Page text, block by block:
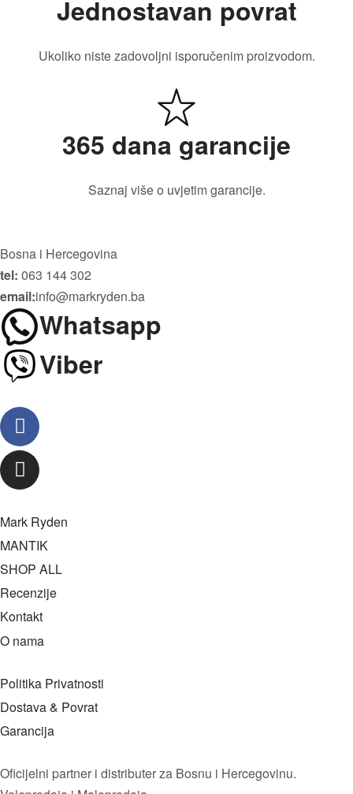
Jednostavan povrat
Ukoliko niste zadovoljni isporučenim proizvodom.
365 dana garancije
Saznaj više o uvjetim garancije.
Bosna i Hercegovina
tel: 063 144 302
email:info@markryden.ba
Whatsapp
Viber
Mark Ryden
MANTIK
SHOP ALL
Recenzije
Kontakt
O nama
Politika Privatnosti
Dostava & Povrat
Garancija
Oficijelni partner i distributer za Bosnu i Hercegovinu.